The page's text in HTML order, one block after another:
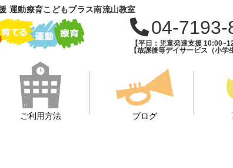
運動療育こどもプラス南流山教室
04-7193-
【平日：児童発達支援
【放課後等デイサービス（小
ご利用方法 ブログ